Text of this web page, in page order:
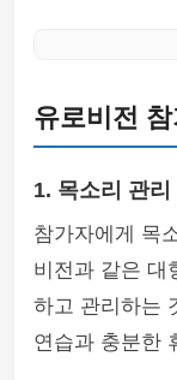
유로비전
1. 목소리 관리
참가자에게 목
비전과 같은 대
하고 관리하는
연습과 충분한